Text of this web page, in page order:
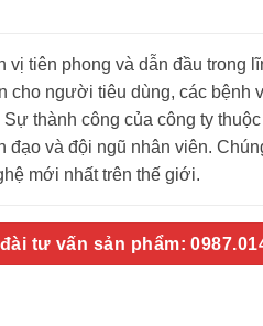
vị tiên phong và dẫn đầu trong
cho người tiêu dùng, các bệnh
thành công của công ty
và đội ngũ nhân viên.
mới nhất trên thế giới.
tư vấn sản phẩm: